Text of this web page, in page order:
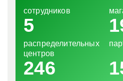
сотрудников
246
5
распределительных
центров